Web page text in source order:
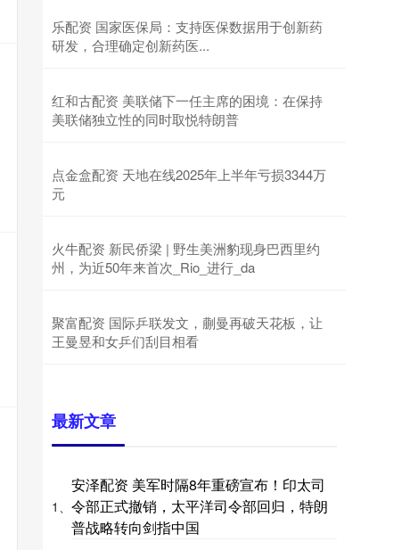
乐配资 国家医保局：支持医保数据用于创新药
研发，合理确定创新药医...
红和古配资 美联储下一任主席的困境：在保持
美联储独立性的同时取悦特朗普
点金盒配资 天地在线2025年上半年亏损3344万
元
火牛配资 新民侨梁 | 野生美洲豹现身巴西里约
州，为近50年来首次_Rio_进行_da
聚富配资 国际乒联发文，蒯曼再破天花板，让
王曼昱和女乒们刮目相看
最新文章
1、
安泽配资 美军时隔8年重磅宣布！印太司
令部正式撤销，太平洋司令部回归，特朗
普战略转向剑指中国